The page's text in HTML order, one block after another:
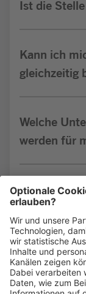
Ist die
Kann ich
gleichzeitig
Welche
werden für
Bin ich für